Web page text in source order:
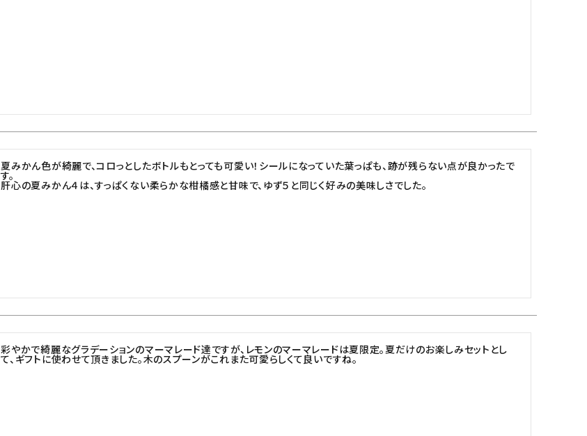
夏みかん色が綺麗で、コロっとしたボトルもとっても可愛い！シールになっていた葉っぱも、跡が残らない点が良かったで
す。
肝心の夏みかん４は、すっぱくない柔らかな柑橘感と甘味で、ゆず５と同じく好みの美味しさでした。
彩やかで綺麗なグラデーションのマーマレード達ですが、レモンのマーマレードは夏限定。夏だけのお楽しみセットとし
て、ギフトに使わせて頂きました。木のスプーンがこれまた可愛らしくて良いですね。